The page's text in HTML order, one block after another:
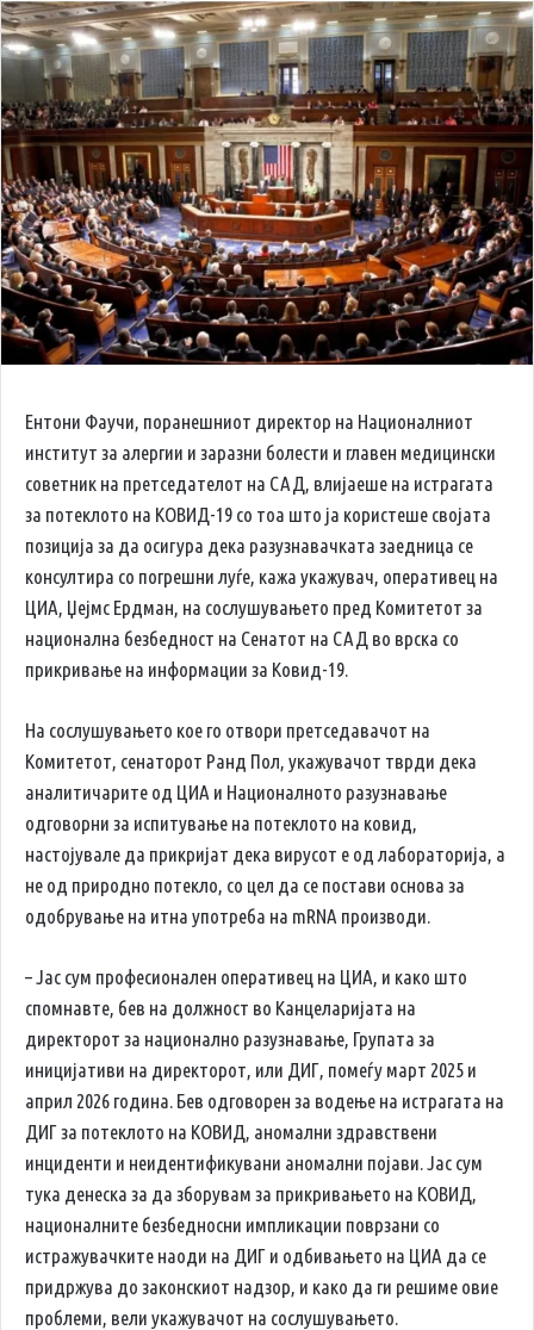
Ентони Фаучи, поранешниот директор на Националниот
институт за алергии и заразни болести и главен медицински
советник на претседателот на САД, влијаеше на истрагата
за потеклото на КОВИД-19 со тоа што ја користеше својата
позиција за да осигура дека разузнавачката заедница се
консултира со погрешни луѓе, кажа укажувач, оперативец на
ЦИА, Џејмс Ердман, на сослушувањето пред Комитетот за
национална безбедност на Сенатот на САД во врска со
прикривање на информации за Ковид-19.
На сослушувањето кое го отвори претседавачот на
Комитетот, сенаторот Ранд Пол, укажувачот тврди дека
аналитичарите од ЦИА и Националното разузнавање
одговорни за испитување на потеклото на ковид,
настојувале да прикријат дека вирусот е од лабораторија, а
не од природно потекло, со цел да се постави основа за
одобрување на итна употреба на mRNA производи.
– Јас сум професионален оперативец на ЦИА, и како што
спомнавте, бев на должност во Канцеларијата на
директорот за национално разузнавање, Групата за
иницијативи на директорот, или ДИГ, помеѓу март 2025 и
април 2026 година. Бев одговорен за водење на истрагата на
ДИГ за потеклото на КОВИД, аномални здравствени
инциденти и неидентификувани аномални појави. Јас сум
тука денеска за да зборувам за прикривањето на КОВИД,
националните безбедносни импликации поврзани со
истражувачките наоди на ДИГ и одбивањето на ЦИА да се
придржува до законскиот надзор, и како да ги решиме овие
проблеми, вели укажувачот на сослушувањето.